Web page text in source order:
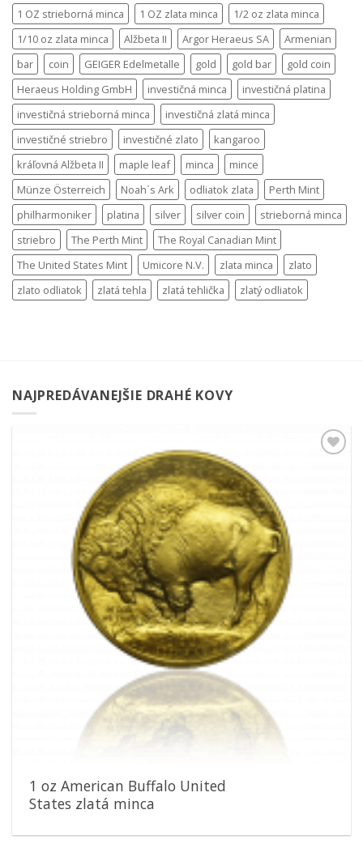
1 OZ strieborná minca 1 OZ zlata minca
1/2 oz zlata minca
1/10 oz zlata minca
Alžbeta II Argor Heraeus SA
Armenian
bar
coin GEIGER Edelmetalle gold gold bar
gold coin
Heraeus Holding GmbH
investičná minca
investičná platina
investičná strieborná minca
investičná zlatá minca
investičné striebro
investičné zlato
kangaroo
kráľovná Alžbeta II
maple leaf minca
mince
Münze Österreich
Noah´s Ark odliatok zlata
Perth Mint
philharmoniker
platina silver silver coin
strieborná minca
striebro
The Perth Mint
The Royal Canadian Mint
The United States Mint
Umicore N.V. zlata minca
zlato
zlato odliatok
zlatá tehla zlatá tehlička zlatý odliatok
NAJPREDÁVANEJŠIE DRAHÉ KOVY
1 oz American Buffalo United
States zlatá minca